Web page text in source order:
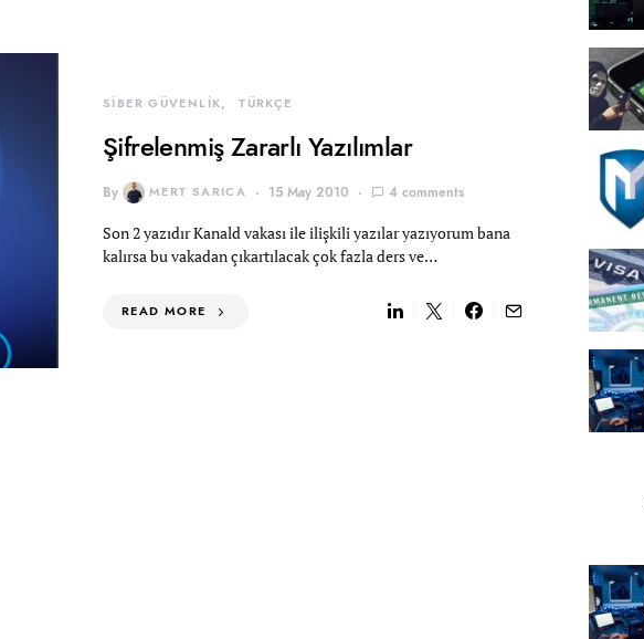
SİBER GÜVENLİK TÜRKÇE
Şifrelenmiş Zararlı Yazılımlar
By MERT SARICA 15 May 2010 4 comments
Son 2 yazıdır Kanald vakası ile ilişkili yazılar yazıyorum bana
kalırsa bu vakadan çıkartılacak çok fazla ders ve…
READ MORE